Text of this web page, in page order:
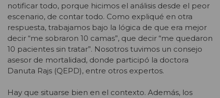
notificar todo, porque hicimos el análisis desde el peor
escenario, de contar todo. Como expliqué en otra
respuesta, trabajamos bajo la lógica de que era mejor
decir “me sobraron 10 camas”, que decir “me quedaron
10 pacientes sin tratar”. Nosotros tuvimos un consejo
asesor de mortalidad, donde participó la doctora
Danuta Rajs (QEPD), entre otros expertos.
Hay que situarse bien en el contexto. Además, los